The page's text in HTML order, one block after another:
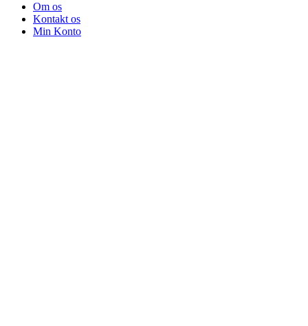
Om os
Kontakt os
Min Konto